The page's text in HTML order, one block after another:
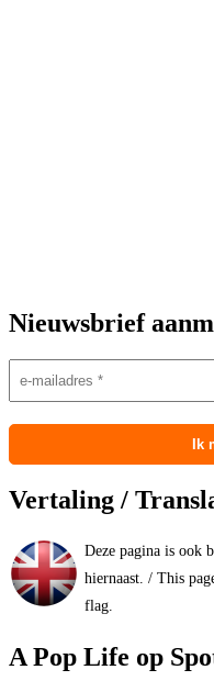
Nieuwsbrief
Vertaling /
Deze pagina is ook
hiernaast. / This
flag.
A Pop Life op